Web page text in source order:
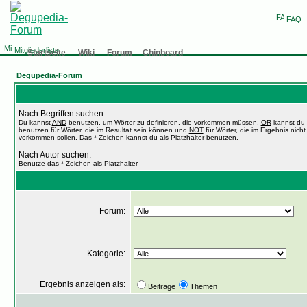
FAQ
Mitgliederliste
Startseite Wiki Forum Chinboard
Degupedia-Forum
Nach Begriffen suchen:
Du kannstANDbenutzen, um Wörter zu definieren, die vorkommen müssen, ORkannst du
benutzen für Wörter, die im Resultat sein können und NOTfür Wörter, die im Ergebnis nicht
vorkommen sollen. Das *-Zeichen kannst du als Platzhalter benutzen.
Nach Autor suchen:
Benutze das *-Zeichen als Platzhalter
Forum:
Kategorie:
Ergebnis anzeigen als: Beiträge Themen